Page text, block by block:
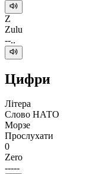
Z
Zulu
--..
Цифри
Літера
Слово НАТО
Морзе
Прослухати
0
Zero
-----